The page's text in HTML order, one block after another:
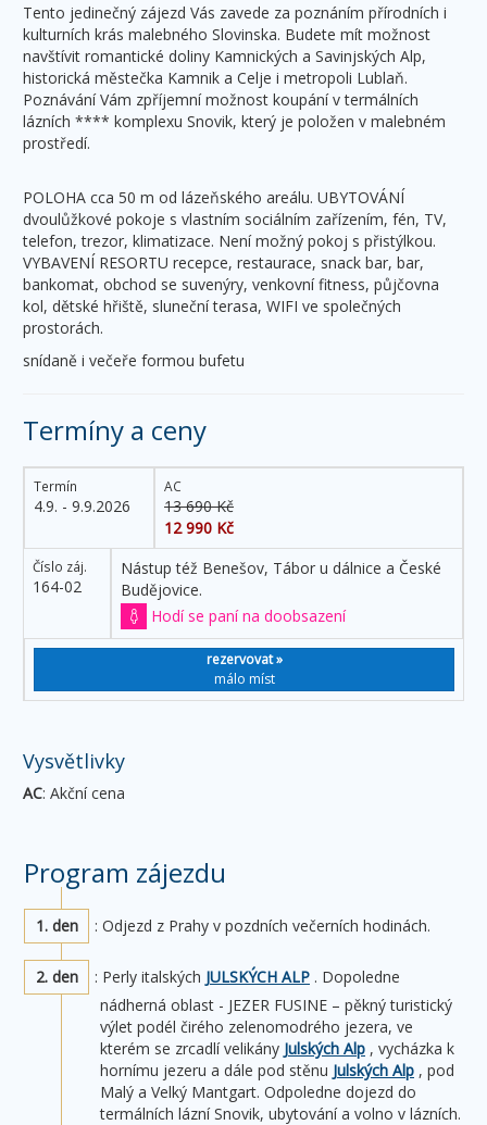
Tento jedinečný zájezd Vás zavede za poznáním přírodních i
kulturních krás malebného Slovinska. Budete mít možnost
navštívit romantické doliny Kamnických a Savinjských Alp,
historická městečka Kamnik a Celje i metropoli Lublaň.
Poznávání Vám zpříjemní možnost koupání v termálních
lázních **** komplexu Snovik, který je položen v malebném
prostředí.
POLOHA cca 50 m od lázeňského areálu. UBYTOVÁNÍ
dvoulůžkové pokoje s vlastním sociálním zařízením, fén, TV,
telefon, trezor, klimatizace. Není možný pokoj s přistýlkou.
VYBAVENÍ RESORTU recepce, restaurace, snack bar, bar,
bankomat, obchod se suvenýry, venkovní fitness, půjčovna
kol, dětské hřiště, sluneční terasa, WIFI ve společných
prostorách.
snídaně i večeře formou bufetu
Termíny a ceny
Číslo záj.
164-02
Termín
4.9. - 9.9.2026
AC
13 690 Kč
12 990 Kč
Nástup též Benešov, Tábor u dálnice a České
Budějovice.
Hodí se paní na doobsazení
rezervovat »
málo míst
Vysvětlivky
AC: Akční cena
Program zájezdu
1. den : Odjezd z Prahy v pozdních večerních hodinách.
2. den : Perly italských JULSKÝCH ALP . Dopoledne
nádherná oblast - JEZER FUSINE – pěkný turistický
výlet podél čirého zelenomodrého jezera, ve
kterém se zrcadlí velikány Julských Alp , vycházka k
hornímu jezeru a dále pod stěnu Julských Alp , pod
Malý a Velký Mantgart. Odpoledne dojezd do
termálních lázní Snovik, ubytování a volno v lázních.